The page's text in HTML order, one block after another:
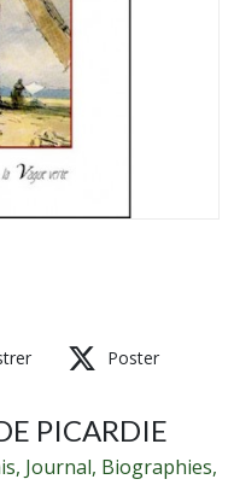
Poster
PICARDIE
Journal, Biographies,